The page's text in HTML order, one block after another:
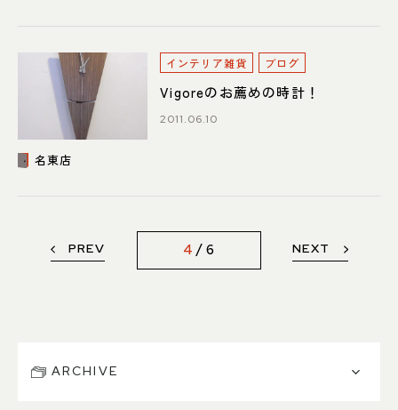
名東店
インテリア雑貨 ブログ
Vigoreのお薦めの時計！
2011.06.10
PREV 4 6 NEXT
ARCHIVE